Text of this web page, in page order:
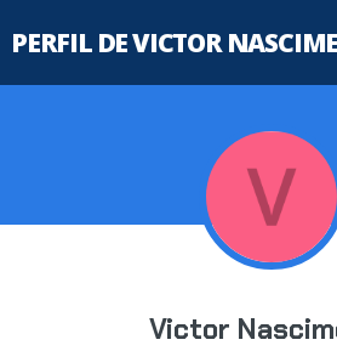
PERFIL DE VICTOR
Victor